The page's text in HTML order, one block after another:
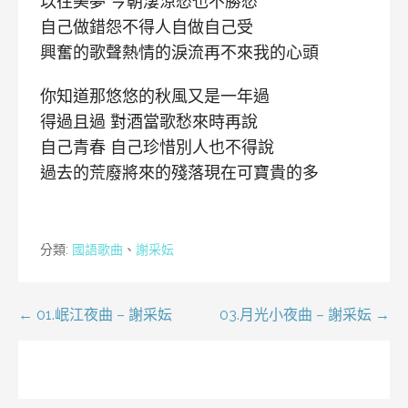
自己做錯怨不得人自做自己受
興奮的歌聲熱情的淚流再不來我的心頭
你知道那悠悠的秋風又是一年過
得過且過 對酒當歌愁來時再說
自己青春 自己珍惜別人也不得說
過去的荒廢將來的殘落現在可寶貴的多
分類: 國語歌曲 、 謝采妘
文← 01.岷江夜曲 – 謝采妘 03.月光小夜曲 – 謝采妘 →